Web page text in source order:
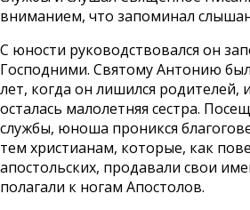
вниманием, что запоминал
С юности руководствовался он
Господними. Святому Антонию
лет, когда он лишился родителей,
осталась малолетняя сестра.
службы, юноша проникся
тем христианам, которые, как
апостольских, продавали свои
полагали к ногам Апостолов.